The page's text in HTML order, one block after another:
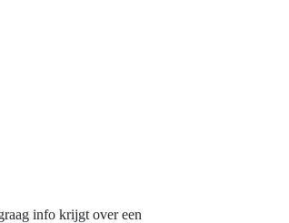
info krijgt over een